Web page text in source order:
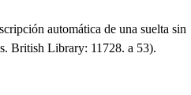
automática de una suelta sin
British Library: 11728. a 53).